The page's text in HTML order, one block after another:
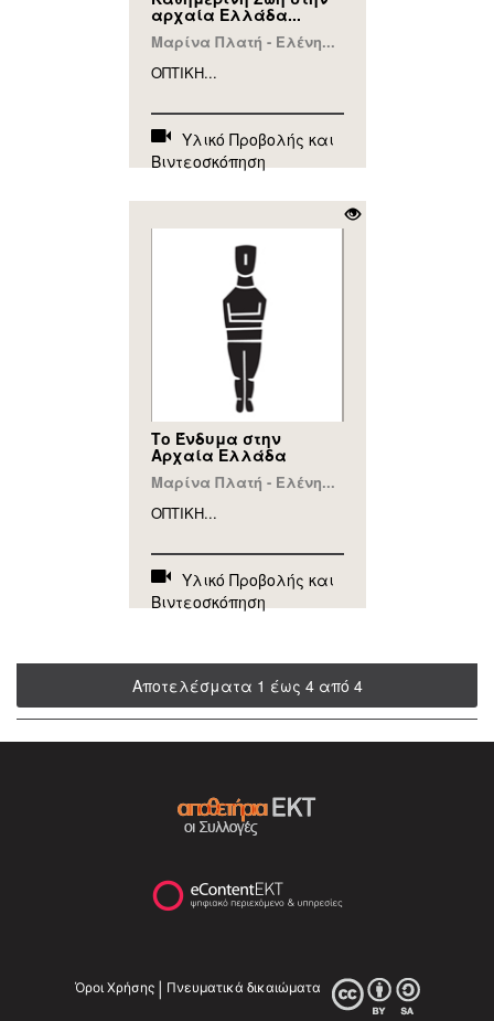
αρχαία Ελλάδα...
Μαρίνα Πλατή - Ελένη...
ΟΠΤΙΚΗ...
Υλικό Προβολής και
Βιντεοσκόπηση
Το Ένδυμα στην
Αρχαία Ελλάδα
Μαρίνα Πλατή - Ελένη...
ΟΠΤΙΚΗ...
Υλικό Προβολής και
Βιντεοσκόπηση
Αποτελέσματα 1 έως 4 από 4